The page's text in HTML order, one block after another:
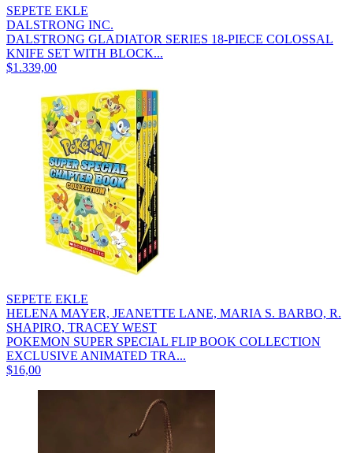
SEPETE EKLE
DALSTRONG INC.
DALSTRONG GLADIATOR SERIES 18-PIECE COLOSSAL
KNIFE SET WITH BLOCK...
$1.339,00
SEPETE EKLE
HELENA MAYER, JEANETTE LANE, MARIA S. BARBO, R.
SHAPIRO, TRACEY WEST
POKEMON SUPER SPECIAL FLIP BOOK COLLECTION
EXCLUSIVE ANIMATED TRA...
$16,00